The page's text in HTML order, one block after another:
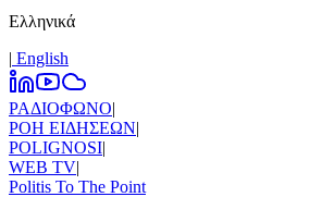
Ελληνικά
| Εnglish
ΡΑΔΙΟΦΩΝΟ|
ΡΟΗ ΕΙΔΗΣΕΩΝ|
POLIGNOSI|
WEB TV|
Politis To The Point